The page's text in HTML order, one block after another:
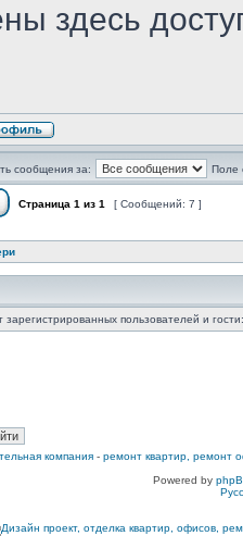
здесь
сообщения за: Поле
Страница 1 из 1 [ Сообщений: 7 ]
пользователей и
компания - ремонт квартир, ремонт
Powered by